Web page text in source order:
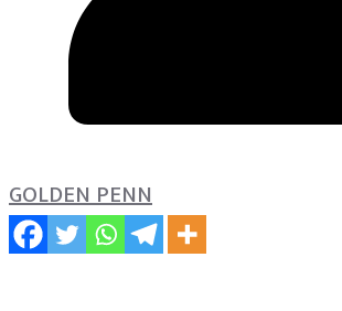
GOLDEN PENN